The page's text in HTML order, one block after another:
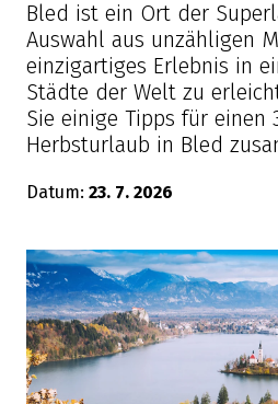
Bled ist ein Ort der
Auswahl aus unzähligen
einzigartiges Erlebnis in
Städte der Welt zu
Sie einige Tipps für einen
Herbsturlaub in Bled
Datum: 23. 7. 2026